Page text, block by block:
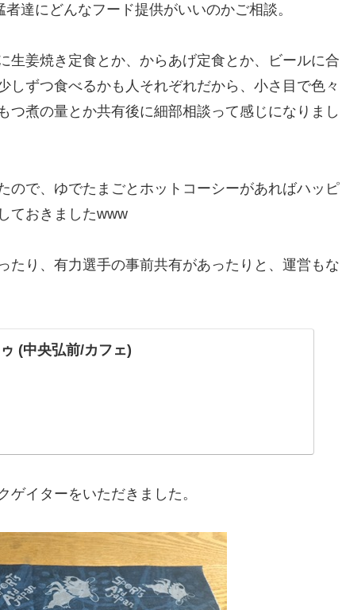
達にどんなフード提供がいいのかご相談。
生姜焼き定食とか、からあげ定食とか、ビールに合
しずつ食べるかも人それぞれだから、小さ目で色々
つ煮の量とか共有後に細部相談って感じになりまし
ので、ゆでたまごとホットコーシーがあればハッピ
ておきましたwww
たり、有力選手の事前共有があったりと、運営もな
(中央弘前/カフェ)
イターをいただきました。